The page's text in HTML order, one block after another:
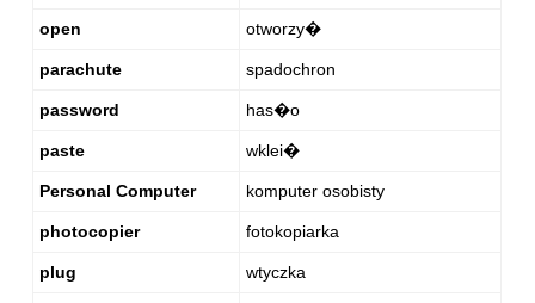
open otworzy�
parachute spadochron
password has�o
paste wklei�
Personal Computer komputer osobisty
photocopier fotokopiarka
plug wtyczka